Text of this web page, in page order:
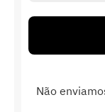
*
Não